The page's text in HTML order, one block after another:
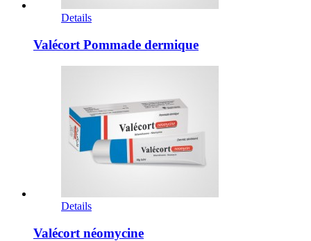
Details
Valécort Pommade dermique
Details
Valécort néomycine